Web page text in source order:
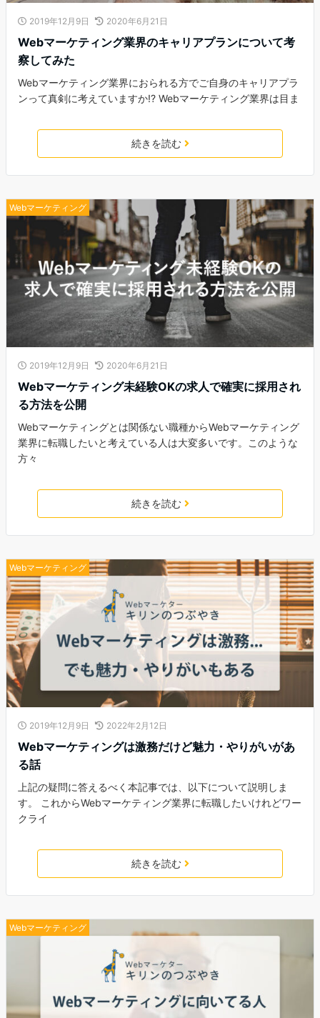
2019年12月9日 2020年6月21日
Webマーケティング業界のキャリアプランについて考
察してみた
Webマーケティング業界におられる方でご自身のキャリアプラ
ンって真剣に考えていますか!? Webマーケティング業界は目ま
続きを読む
Webマーケティング
2019年12月9日 2020年6月21日
Webマーケティング未経験OKの求人で確実に採用され
る方法を公開
Webマーケティングとは関係ない職種からWebマーケティング
業界に転職したいと考えている人は大変多いです。このような
方々
続きを読む
Webマーケティング
2019年12月9日 2022年2月12日
Webマーケティングは激務だけど魅力・やりがいがあ
る話
上記の疑問に答えるべく本記事では、以下について説明しま
す。 これからWebマーケティング業界に転職したいけれどワー
クライ
続きを読む
Webマーケティング